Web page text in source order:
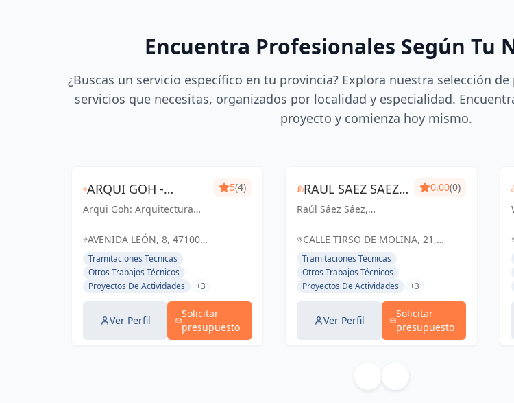
Encuentra Profesionales Según Tu
¿Buscas un servicio específico en tu provincia? Explora nuestra selección
servicios que necesitas, organizados por localidad y especialidad.
proyecto y comienza hoy mismo.
ARQUI GOH -
GONZALO HERVADA
ARQUITECTO
TÉCNICO
Arqui Goh: Arquitectura
energética de confianza en
Soluciones profesionales y
sostenibles para tus
proyectos.
5(4)
AVENIDA LEÓN, 8, 47100
TORDESILLAS, VALLADOLID,
ESPAÑA, España
Tramitaciones Técnicas
Otros Trabajos Técnicos
Proyectos De Actividades
+3
Ver Perfil
Solicitar
presupuesto
RAUL SAEZ SAEZ ·
ARQUITECTO
Raúl Sáez Sáez,
La elección confiable
ingeniería en
Valladolid.
0.00(0)
CALLE TIRSO DE MOLINA, 21,
VALLADOLID, ESPAÑA, España
Tramitaciones Técnicas
Otros Trabajos Técnicos
Proyectos De Actividades
+3
Ver Perfil
Solicitar
presupuesto